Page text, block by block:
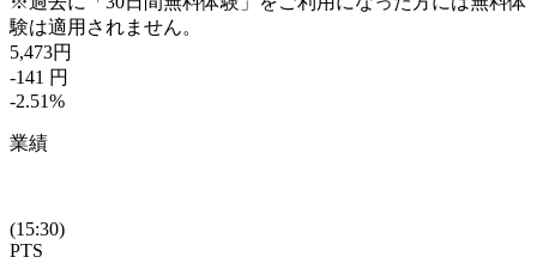
験は適用されません。
5,473円
-141 円
-2.51%
業績
(15:30)
PTS